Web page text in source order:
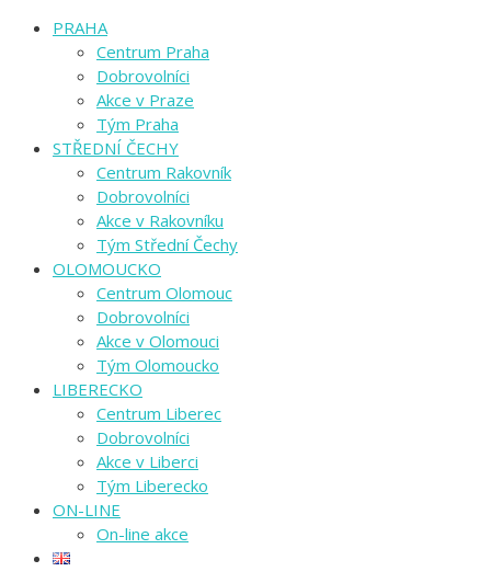
PRAHA
Centrum Praha
Dobrovolníci
Akce v Praze
Tým Praha
STŘEDNÍ ČECHY
Centrum Rakovník
Dobrovolníci
Akce v Rakovníku
Tým Střední Čechy
OLOMOUCKO
Centrum Olomouc
Dobrovolníci
Akce v Olomouci
Tým Olomoucko
LIBERECKO
Centrum Liberec
Dobrovolníci
Akce v Liberci
Tým Liberecko
ON-LINE
On-line akce